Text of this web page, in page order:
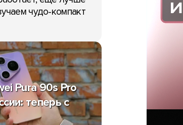
чудо-компакт
Pura 90s Pro
теперь с